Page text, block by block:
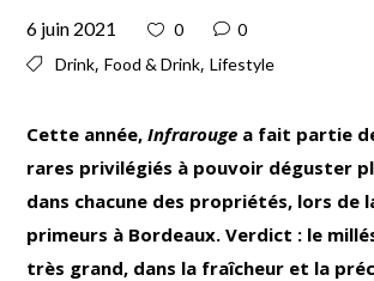
6 juin 2021 0
0
Drink,Food & Drink,Lifestyle
Cette année,Infrarouge a fait partie
rares privilégiés à pouvoir déguster
dans chacune des propriétés, lors de
primeurs à Bordeaux. Verdict : le
très grand, dans la fraîcheur et la